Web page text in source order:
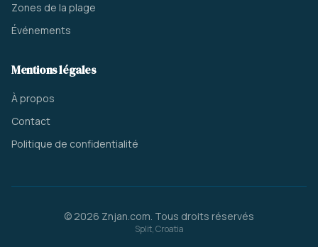
Zones de la plage
Événements
Mentions légales
À propos
Contact
Politique de confidentialité
© 2026 Znjan.com. Tous droits réservés
Split, Croatia